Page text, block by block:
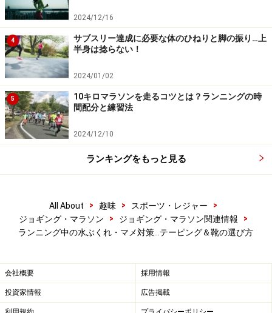
ーズは血染め。フォームがおかしくなり膝も痛め、つい
に歩いたり走ったりになってゴールしました。
その原因は「走れすぎ」でした。とにかく絶好調で、い
つになく強い蹴りでどんどんスピードを上げてしまった
のが原因です。まったく何が災いするかわかりません。
つくづくマラソンは難しいと思います。だから面白いん
ですが。もっとも、この翌日につくばマラソンを完走し
ているので、マメはちゃんと手当をすればすぐに歩いた
り走ったりできる範疇の故障だといえます。でもやっぱ
り走りには大きく影響するので、予防や対策はとってお
2024/12/16
4
サブスリー達成に必要な体のひねりと脚の振り…上
半身は捻らない！
2024/01/02
5
10キロマラソンを走るコツとは？ランニングの時
間配分と練習法
2024/12/10
ランキングをもっと見る
All About > 趣味 > スポーツ・レジャー
>
ジョギング・マラソン
> ジョギング・マラソン関連情報
>
ランニング中の水ぶくれ・マメ対策…テーピング＆靴の選び方
会社概要 採用情報
投資家情報 広告掲載